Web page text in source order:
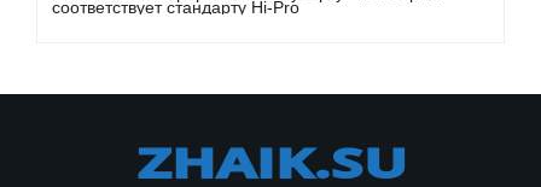
соответствует стандарту Hi-Pro